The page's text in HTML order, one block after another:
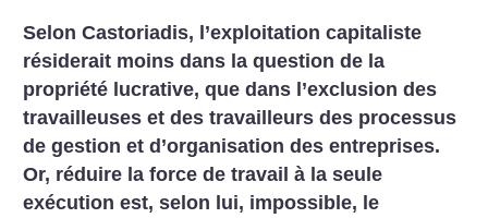
Selon Castoriadis, l’exploitation capitaliste
résiderait moins dans la question de la
propriété lucrative, que dans l’exclusion des
travailleuses et des travailleurs des processus
de gestion et d’organisation des entreprises.
Or, réduire la force de travail à la seule
exécution est, selon lui, impossible, le